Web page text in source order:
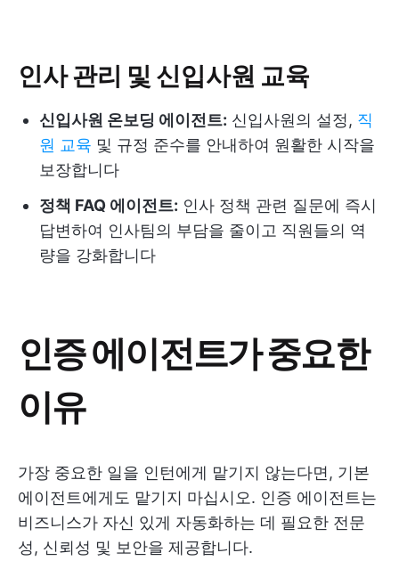
인사 관리 및 신입사원 교육
신입사원 온보딩 에이전트: 신입사원의 설정, 직
원 교육 및 규정 준수를 안내하여 원활한 시작을
보장합니다
정책 FAQ 에이전트: 인사 정책 관련 질문에 즉시
답변하여 인사팀의 부담을 줄이고 직원들의 역
량을 강화합니다
인증 에이전트가 중요한
이유
가장 중요한 일을 인턴에게 맡기지 않는다면, 기본
에이전트에게도 맡기지 마십시오. 인증 에이전트는
비즈니스가 자신 있게 자동화하는 데 필요한 전문
성, 신뢰성 및 보안을 제공합니다.